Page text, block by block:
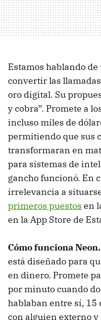
Estamos hablando
convertir las
oro digital. Su
y cobra”. Promete a
incluso miles de
permitiendo que sus
transformaran en
para sistemas de
gancho funcionó. En
irrelevancia a
primeros puestos en
en la App Store de
Cómo funciona Neon.
está diseñado para
en dinero. Promete
por minuto cuando
hablaban entre sí, 15
con alguien externo y